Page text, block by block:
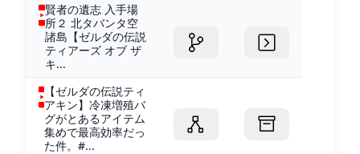
賢者の遺志 入手場
所２ 北タバンタ空
諸島【ゼルダの伝説
ティアーズ オブ ザ
キ...
【ゼルダの伝説ティ
アキン】冷凍増殖バ
グがとあるアイテム
集めで最高効率だっ
た件。#...